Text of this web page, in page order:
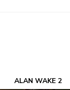
ALAN WAKE 2